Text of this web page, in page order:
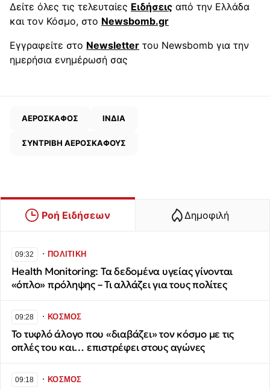
Δείτε όλες τις τελευταίες Ειδήσεις από την Ελλάδα
και τον Κόσμο, στο Newsbomb.gr
Εγγραφείτε στο Newsletter του Newsbomb για την
ημερήσια ενημέρωσή σας
ΑΕΡΟΣΚΑΦΟΣ ΙΝΔΙΑ
ΣΥΝΤΡΙΒΗ ΑΕΡΟΣΚΑΦΟΥΣ
Ροή Ειδήσεων Δημοφιλή
09:32 ∙ΠΟΛΙΤΙΚΗ
Health Monitoring: Τα δεδομένα υγείας γίνονται
«όπλο» πρόληψης – Τι αλλάζει για τους πολίτες
09:28 ∙ΚΟΣΜΟΣ
Το τυφλό άλογο που «διαβάζει» τον κόσμο με τις
οπλές του και… επιστρέφει στους αγώνες
09:18 ∙ΚΟΣΜΟΣ